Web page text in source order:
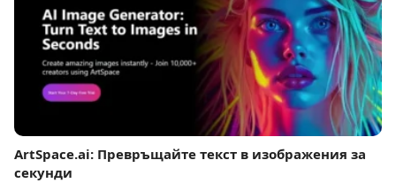
ArtSpace.ai: Превръщайте текст в изображения за
секунди